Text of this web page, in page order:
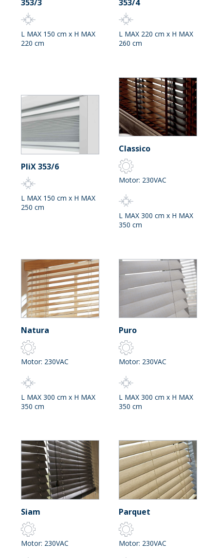
353/3
L MAX 150 cm x H MAX
220 cm
353/4
L MAX 220 cm x H MAX
260 cm
PliX 353/6
L MAX 150 cm x H MAX
250 cm
Classico
Motor: 230VAC
L MAX 300 cm x H MAX
350 cm
Natura
Motor: 230VAC
L MAX 300 cm x H MAX
350 cm
Puro
Motor: 230VAC
L MAX 300 cm x H MAX
350 cm
Siam
Motor: 230VAC
Parquet
Motor: 230VAC